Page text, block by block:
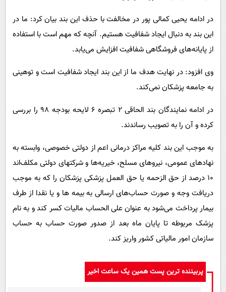
در ادامه یحیی کمالی پور در مخالفت با حذف این بند بیان کرد: ما در
این بند به دنبال ایجاد شفافیت هستیم. آنچه که مهم است با استفاده
از پایانه‌های فروشگاهی شفافیت افزایش می‌یابد.
وی افزود: در نهایت هدف ما از این بند ایجاد شفافیت است و توهینی
به جامعه پزشکان نمی‌کند.
در ادامه نمایندگان بند الحاقی 2 تبصره 6 لایحه بودجه ۹۸ را بررسی
کرده و آن را به تصویب رساندند.
به موجب این بند کلیه مراکز درمانی اعم از دولتی خصوصی، وابسته به
نهادهای عمومی، نیروهای مسلح، خیریه‌ها و شرکتهای دولتی مکلف‌اند
۱۰ درصد از حق الزحمه یا حق العمل پزشکی پزشکان را که به موجب
دریافت وجه و صورت حساب‌های ارسالی به بیمه ها و یا نقدا از طرف
بیمار پرداخت می‌شود به عنوان علی الحساب مالیات کسر کند و به نام
پزشک مربوطه تا پایان ماه بعد از صدور صورت حساب به حساب
سازمان امور مالیاتی کشور واریز کند.
پربیننده ترین پست همین یک ساعت اخیر